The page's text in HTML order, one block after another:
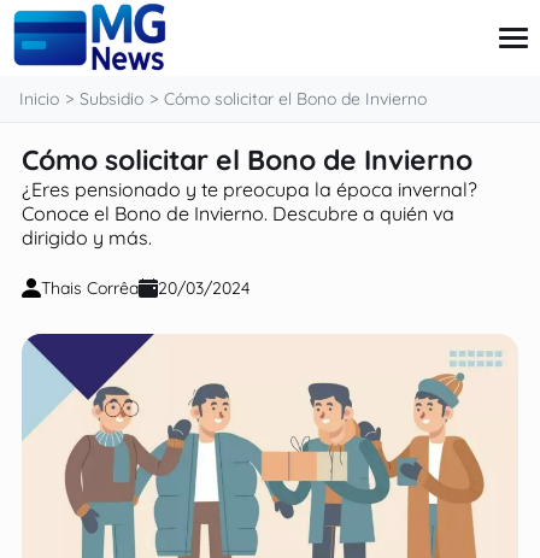
contenido
Tarjeta
Finanzas
Pensiones
Ingressos Extra
Inicio Subsidio Cómo solicitar el Bono de Invierno
Cómo solicitar el Bono de Invierno
¿Eres pensionado y te preocupa la época invernal?
Conoce el Bono de Invierno. Descubre a quién va
dirigido y más.
Thais Corrêa 20/03/2024